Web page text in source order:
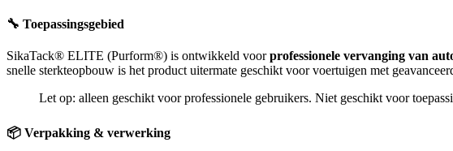
🔧 Toepassingsgebied
SikaTack® ELITE (Purform®) is ontwikkeld voorprofessionele vervanging van
snelle sterkteopbouw is het product uitermate geschikt voor voertuigen met
Let op: alleen geschikt voor professionele gebruikers. Niet geschikt voor
📦 Verpakking & verwerking